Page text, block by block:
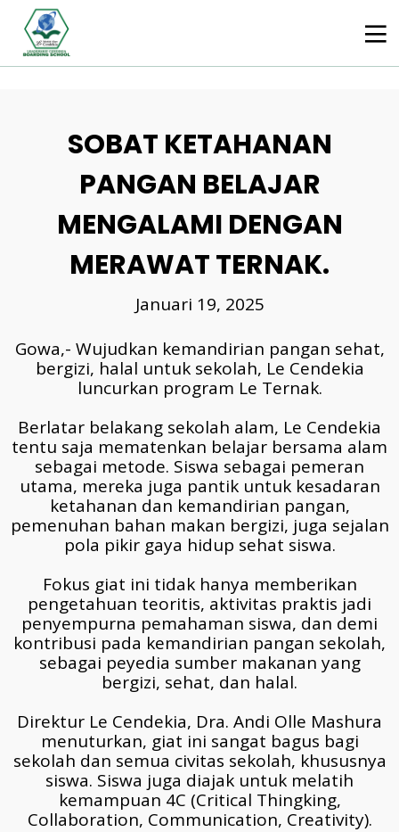
SOBAT KETAHANAN
PANGAN BELAJAR
MENGALAMI DENGAN
MERAWAT TERNAK.
Januari 19, 2025
Gowa,- Wujudkan kemandirian pangan sehat,
bergizi, halal untuk sekolah, Le Cendekia
luncurkan program Le Ternak.
Berlatar belakang sekolah alam, Le Cendekia
tentu saja mematenkan belajar bersama alam
sebagai metode. Siswa sebagai pemeran
utama, mereka juga pantik untuk kesadaran
ketahanan dan kemandirian pangan,
pemenuhan bahan makan bergizi, juga sejalan
pola pikir gaya hidup sehat siswa.
Fokus giat ini tidak hanya memberikan
pengetahuan teoritis, aktivitas praktis jadi
penyempurna pemahaman siswa, dan demi
kontribusi pada kemandirian pangan sekolah,
sebagai peyedia sumber makanan yang
bergizi, sehat, dan halal.
Direktur Le Cendekia, Dra. Andi Olle Mashura
menuturkan, giat ini sangat bagus bagi
sekolah dan semua civitas sekolah, khususnya
siswa. Siswa juga diajak untuk melatih
kemampuan 4C (Critical Thingking,
Collaboration, Communication, Creativity).